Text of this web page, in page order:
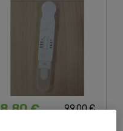
€
99,00 €